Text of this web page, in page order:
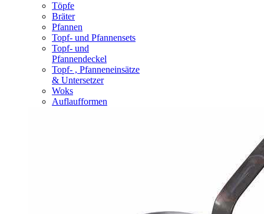
Töpfe
Bräter
Pfannen
Topf- und Pfannensets
Topf- und
Pfannendeckel
Topf- , Pfanneneinsätze
& Untersetzer
Woks
Auflaufformen